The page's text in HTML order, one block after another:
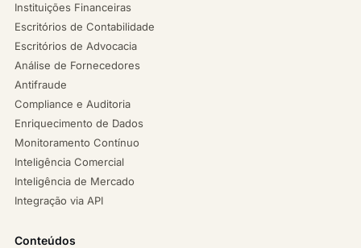
Instituições Financeiras
Escritórios de Contabilidade
Escritórios de Advocacia
Análise de Fornecedores
Antifraude
Compliance e Auditoria
Enriquecimento de Dados
Monitoramento Contínuo
Inteligência Comercial
Inteligência de Mercado
Integração via API
Conteúdos